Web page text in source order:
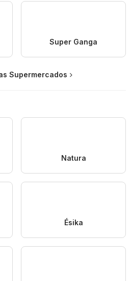
Super Ganga
Supermercados
Natura
Ésika